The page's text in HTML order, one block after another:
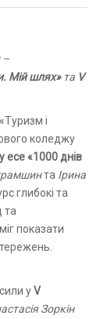
–
Мій шлях» та V
і
коледжу
есе «1000 днів
та Ірина
глибокі та
та
показати
уV
Зоркін